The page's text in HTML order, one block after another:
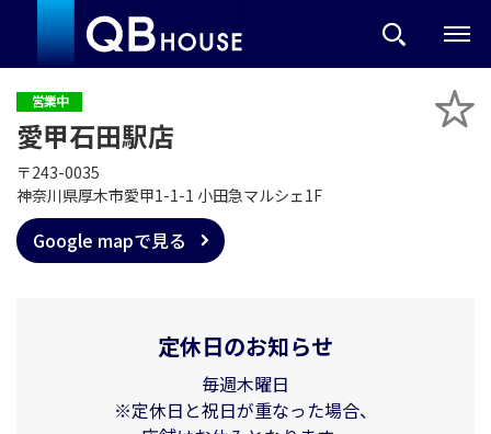
営業中
愛甲石田駅店
〒243-0035
神奈川県厚木市愛甲1-1-1 小田急マルシェ1F
Google mapで見る
定休日のお知らせ
毎週木曜日
※定休日と祝日が重なった場合、